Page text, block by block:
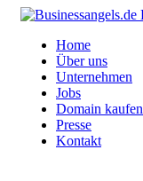
Home
Über uns
Unternehmen
Jobs
Domain kaufen
Presse
Kontakt